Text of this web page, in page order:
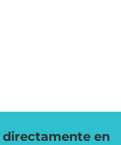
directamente en